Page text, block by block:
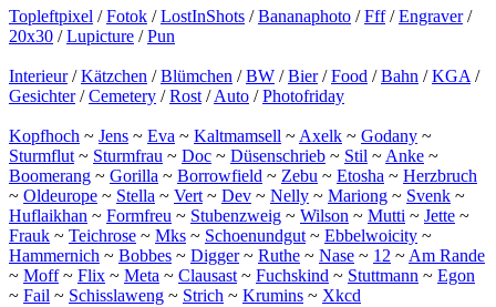
Topleftpixel /Fotok /LostInShots /Bananaphoto /Fff/Engraver/
20x30 /Lupicture /Pun
Interieur/Kätzchen /Blümchen /BW /Bier/Food /Bahn /KGA /
Gesichter/Cemetery /Rost /Auto /Photofriday
Kopfhoch ~ Jens ~ Eva ~ Kaltmamsell ~ Axelk ~ Godany ~
Sturmflut ~ Sturmfrau ~ Doc ~ Düsenschrieb ~ Stil ~ Anke ~
Boomerang ~ Gorilla ~ Borrowfield ~ Zebu ~ Etosha ~ Herzbruch
~ Oldeurope ~ Stella ~ Vert ~ Dev ~ Nelly ~ Mariong ~ Svenk ~
Huflaikhan ~ Formfreu ~ Stubenzweig ~ Wilson ~ Mutti ~ Jette ~
Frauk ~ Teichrose ~ Mks ~ Schoenundgut ~ Ebbelwoicity ~
Hammernich ~ Bobbes ~ Digger~ Ruthe ~ Nase ~ 12 ~ Am Rande
~ Moff~ Flix ~ Meta ~ Clausast ~ Fuchskind ~ Stuttmann ~ Egon
~ Fail ~ Schisslaweng ~ Strich ~ Krumins ~ Xkcd